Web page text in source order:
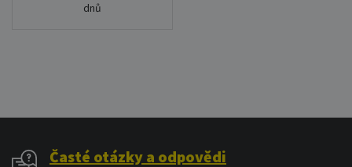
dnů
Časté otázky a odpovědi